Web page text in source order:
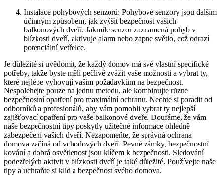
Instalace pohybových senzorů: Pohybové senzory jsou dalším
účinným způsobem, jak zvýšit bezpečnost vašich
balkonových dveří. Jakmile senzor zaznamená pohyb v
blízkosti dveří, aktivuje alarm nebo zapne světlo, což odrazí
potenciální vetřelce.
Je důležité si uvědomit, že každý domov má své vlastní specifické
potřeby, takže byste měli pečlivě zvážit vaše možnosti a vybrat ty,
které nejlépe vyhovují vašim požadavkům na bezpečnost.
Nespoléhejte pouze na jednu metodu, ale kombinujte různé
bezpečnostní opatření pro maximální ochranu. Nechte si poradit od
odborníků a profesionálů, aby vám pomohli vybrat ty nejlepší
zajišťovací opatření pro vaše balkonové dveře. Doufáme, že vám
naše bezpečnostní tipy poskytly užitečné informace ohledně
zabezpečení vašich dveří. Nezapomeňte, že správná ochrana
domova začíná od vchodových dveří. Pevné zámky, bezpečnostní
kování a dobrá osvětlenost jsou klíčem k bezpečnosti. Sledování
podezřelých aktivit v blízkosti dveří je také důležité. Používejte naše
tipy a uchraňte si klid a bezpečnost svého domova.